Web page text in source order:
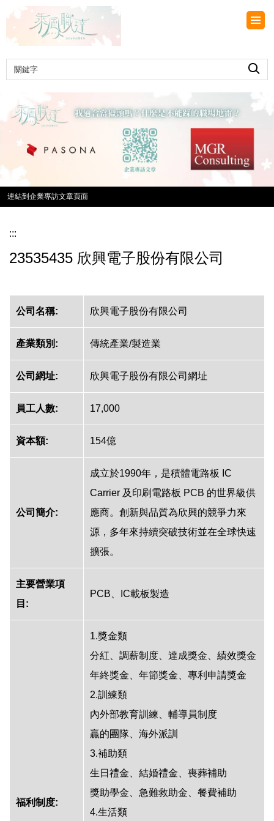
主
內
容
連結到企業專訪文章頁面
:::
23535435 欣興電子股份有限公司
公司名稱: 欣興電子股份有限公司
產業類別: 傳統產業/製造業
公司網址: 欣興電子股份有限公司網址
員工人數: 17,000
資本額: 154億
公司簡介:
成立於1990年，是積體電路板 IC
Carrier 及印刷電路板 PCB 的世界級供
應商。創新與品質為欣興的競爭力來
源，多年來持續突破技術並在全球快速
擴張。
主要營業項
目:
PCB、IC載板製造
福利制度:
1.獎金類
分紅、調薪制度、達成獎金、績效獎金
年終獎金、年節獎金、專利申請獎金
2.訓練類
內外部教育訓練、輔導員制度
贏的團隊、海外派訓
3.補助類
生日禮金、結婚禮金、喪葬補助
獎助學金、急難救助金、餐費補助
4.生活類